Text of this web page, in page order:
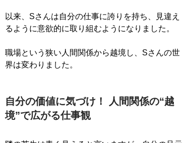
以来、Sさんは自分の仕事に誇りを持ち、見違え
るように意欲的に取り組むようになりました。
職場という狭い人間関係から越境し、Sさんの世
界は変わりました。
自分の価値に気づけ！ 人間関係の“越
境”で広がる仕事観